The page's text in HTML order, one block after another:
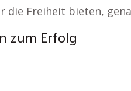
die Freiheit bieten,
zum Erfolg